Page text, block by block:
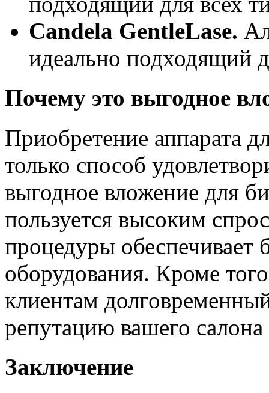
Candela GentleLase.
идеально подходящий
Почему это выгодное
Приобретение аппарата
только способ
выгодное вложение для
пользуется высоким
процедуры обеспечивает
оборудования. Кроме
клиентам
репутацию вашего
Заключение